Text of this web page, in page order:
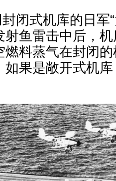
闭式机库的日军
射鱼雷击中后，
燃料蒸气在封闭
如果是敞开式机